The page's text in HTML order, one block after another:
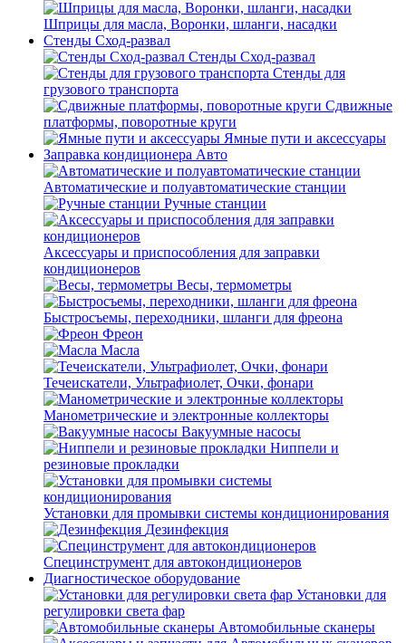
Шприцы для масла, Воронки, шланги, насадки
Стенды Сход-развал
Стенды Сход-развал
Стенды для
грузового транспорта
Сдвижные
платформы, поворотные круги
Ямные пути и аксессуары
Заправка кондиционера Авто
Автоматические и полуавтоматические станции
Ручные станции
Аксессуары и приспособления для заправки
кондиционеров
Весы, термометры
Быстросъемы, переходники, шланги для фреона
Фреон
Масла
Течеискатели, Ультрафиолет, Очки, фонари
Манометрические и электронные коллекторы
Вакуумные насосы
Ниппели и
резиновые прокладки
Установки для промывки системы кондиционирования
Дезинфекция
Специнструмент для автокондиционеров
Диагностическое оборудование
Установки для
регулировки света фар
Автомобильные сканеры